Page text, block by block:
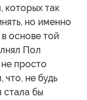
которых так
но именно
основе той
Пол
просто
не будь
стала бы